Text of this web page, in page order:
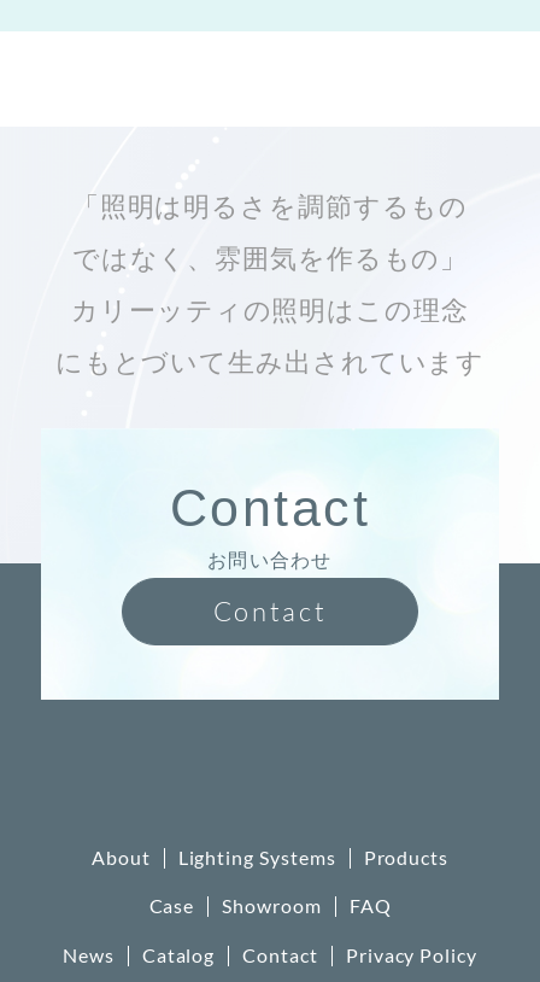
「照明は明るさを調節するもの
ではなく、雰囲気を作るもの」
カリーッティの照明はこの理念
にもとづいて生み出されています
Contact
お問い合わせ
Contact
About Lighting Systems Products
Case Showroom FAQ
News Catalog Contact Privacy Policy